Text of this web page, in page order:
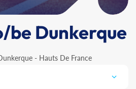
be Dunkerque
- Hauts De France